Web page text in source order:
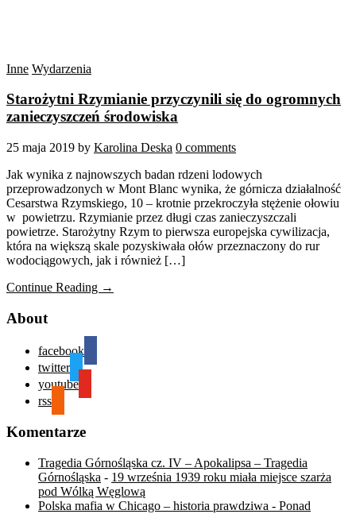
Inne Wydarzenia
Starożytni Rzymianie przyczynili się do ogromnych
zanieczyszczeń środowiska
25 maja 2019 by Karolina Deska 0 comments
Jak wynika z najnowszych badan rdzeni lodowych
przeprowadzonych w Mont Blanc wynika, że górnicza działalność
Cesarstwa Rzymskiego, 10 – krotnie przekroczyła stężenie ołowiu
w powietrzu. Rzymianie przez długi czas zanieczyszczali
powietrze. Starożytny Rzym to pierwsza europejska cywilizacja,
która na większą skale pozyskiwała ołów przeznaczony do rur
wodociągowych, jak i również […]
Continue Reading →
About
facebook
twitter
youtube
rss
Komentarze
Tragedia Górnośląska cz. IV – Apokalipsa – Tragedia
Górnośląska - 19 września 1939 roku miała miejsce szarża
pod Wólką Węglową
Polska mafia w Chicago – historia prawdziwa - Ponad